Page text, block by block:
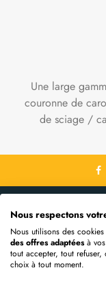
Une large
couronne de
de sciage /
Informations
Mon Compte
Nous respectons
Nous utilisons des
des offres adaptéesà
tout accepter, tout
choix à tout moment.